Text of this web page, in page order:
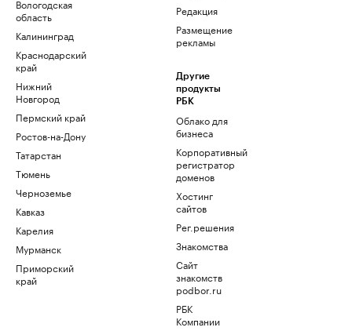
Вологодская
область
Калининград
Краснодарский
край
Нижний
Новгород
Пермский край
Ростов-на-Дону
Татарстан
Тюмень
Черноземье
Кавказ
Карелия
Мурманск
Приморский
край
Редакция
Размещение
рекламы
Другие
продукты
РБК
Облако для
бизнеса
Корпоративный
регистратор
доменов
Хостинг
сайтов
Рег.решения
Знакомства
Сайт
знакомств
podbor.ru
РБК
Компании